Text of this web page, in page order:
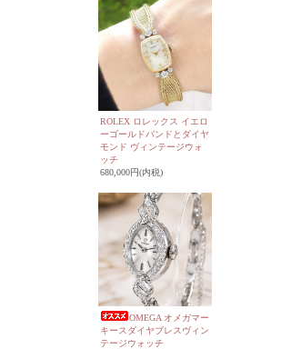
ROLEX ロレックス イエロ
ーゴールドバンドとダイヤ
モンド ヴィンテージウォ
ッチ
680,000円(内税)
OMEGA オメガマー
キースダイヤブレスヴィン
テージウォッチ